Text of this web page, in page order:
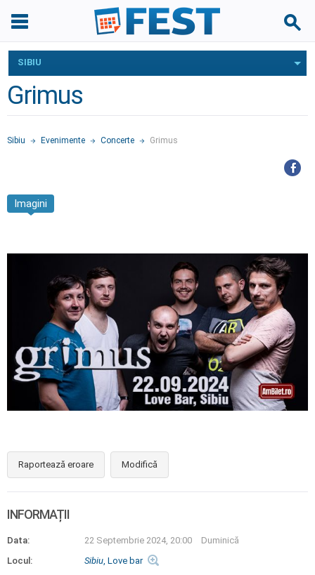
SIBIU
Grimus
Sibiu Evenimente Concerte Grimus
Imagini
Raportează eroare Modifică
INFORMAȚII
Data: 22 Septembrie 2024, 20:00
Duminică
Locul:
Sibiu, Love bar